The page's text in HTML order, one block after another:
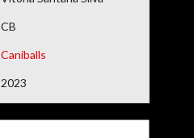
CB
Caniballs
2023